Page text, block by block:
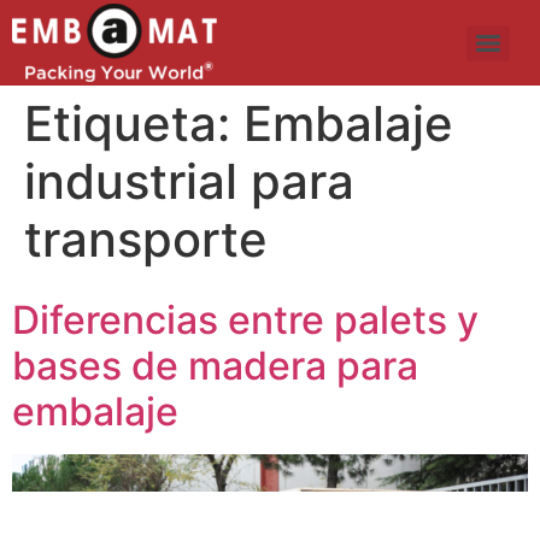
Etiqueta: Embalaje
industrial para
transporte
Diferencias entre palets y
bases de madera para
embalaje